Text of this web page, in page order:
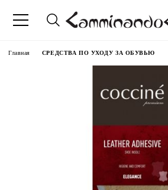
Главная СРЕДСТВА ПО УХОДУ ЗА ОБУВЬЮ